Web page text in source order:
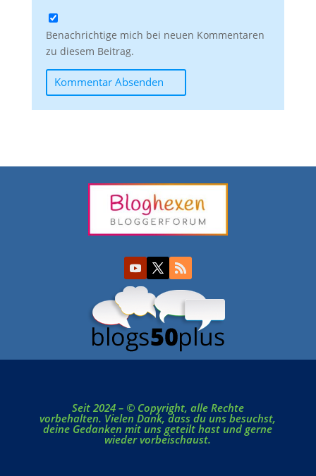
Benachrichtige mich bei neuen Kommentaren
zu diesem Beitrag.
Kommentar Absenden
Seit 2024 – © Copyright, alle Rechte
vorbehalten. Vielen Dank, dass du uns besuchst,
deine Gedanken mit uns geteilt hast und gerne
wieder vorbeischaust.